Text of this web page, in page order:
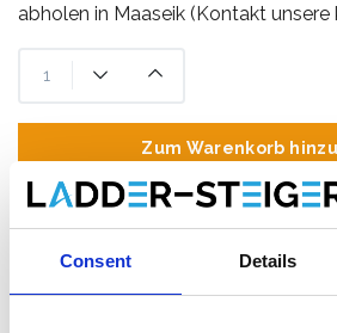
Consent Details
abholen in Maaseik (Kontakt unsere
Zum Warenkorb
Zum Angebot
Als Favorit